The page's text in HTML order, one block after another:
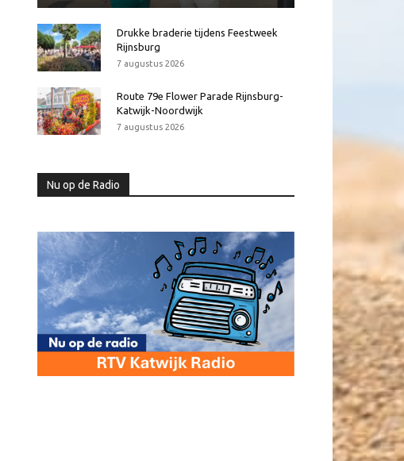
Drukke braderie tijdens Feestweek
Rijnsburg
7 augustus 2026
Route 79e Flower Parade Rijnsburg-
Katwijk-Noordwijk
7 augustus 2026
Nu op de Radio